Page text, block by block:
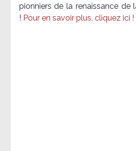
pionniers de la renaissance de
! Pour en savoir plus, cliquez ici !